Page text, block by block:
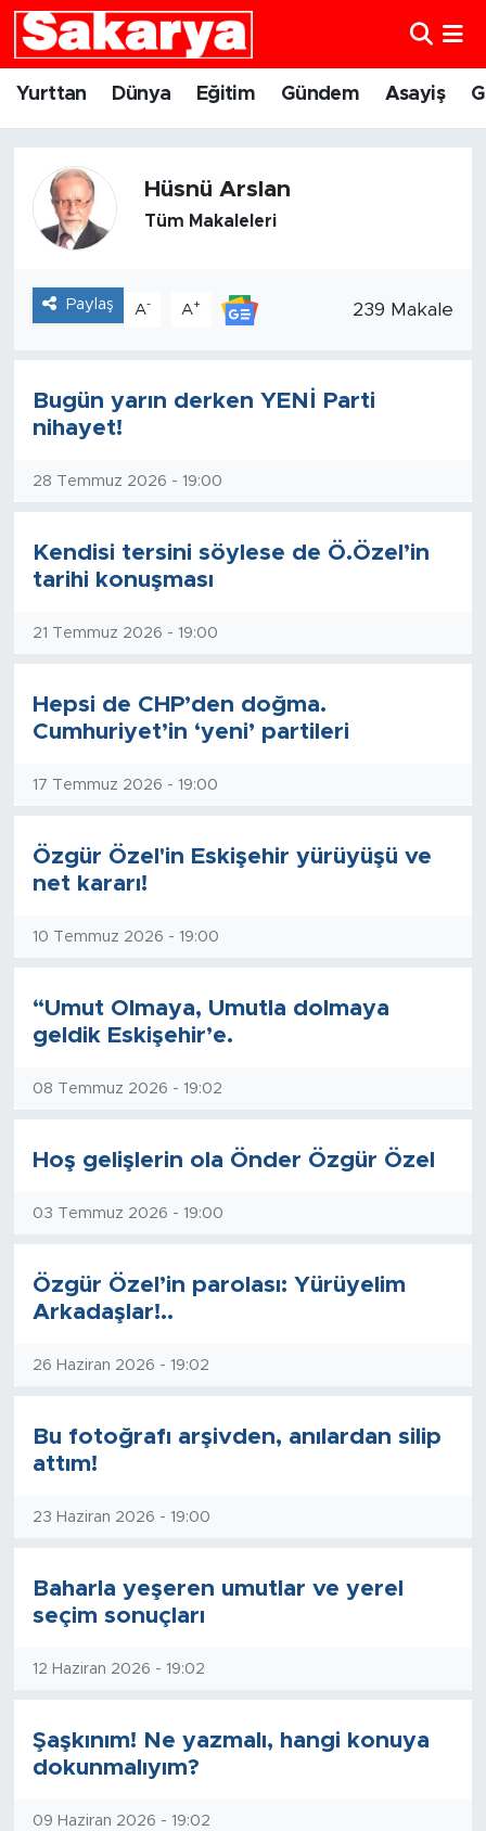
Yurttan Dünya Eğitim Gündem Asayiş
Hüsnü Arslan
Tüm Makaleleri
Paylaş A- A+ 239 Makale
Bugün yarın derken YENİ Parti
nihayet!
28 Temmuz 2026 - 19:00
Kendisi tersini söylese de Ö.Özel’in
tarihi konuşması
21 Temmuz 2026 - 19:00
Hepsi de CHP’den doğma.
Cumhuriyet’in ‘yeni’ partileri
17 Temmuz 2026 - 19:00
Özgür Özel'in Eskişehir yürüyüşü ve
net kararı!
10 Temmuz 2026 - 19:00
“Umut Olmaya, Umutla dolmaya
geldik Eskişehir’e.
08 Temmuz 2026 - 19:02
Hoş gelişlerin ola Önder Özgür Özel
03 Temmuz 2026 - 19:00
Özgür Özel’in parolası: Yürüyelim
Arkadaşlar!..
26 Haziran 2026 - 19:02
Bu fotoğrafı arşivden, anılardan silip
attım!
23 Haziran 2026 - 19:00
Baharla yeşeren umutlar ve yerel
seçim sonuçları
12 Haziran 2026 - 19:02
Şaşkınım! Ne yazmalı, hangi konuya
dokunmalıyım?
09 Haziran 2026 - 19:02
Yurttan
Eğitim
Gündem
Eskişehirspor
Sağlık
Resmi İlanlar
Söyleşi
Teknoloji
Eskişehir Nöbetçi Eczaneler
Eskişehir Namaz Vakitleri
Eskişehir Trafik Yoğunluk Haritası
Süper Lig Puan Durumu ve Fikstür
Son Dakika Haberleri